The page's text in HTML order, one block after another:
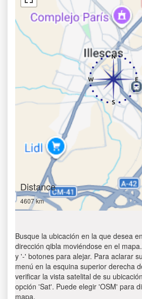
Distance
4607 km
Busque la ubicación en la que desea
dirección qibla moviéndose en el
y '-' botones para alejar. Para aclarar
menú en la esquina superior derecha
verificar la vista satelital de su
opción 'Sat'. Puede elegir 'OSM' para
mapa.